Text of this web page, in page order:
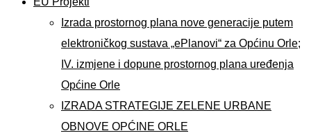
Izrada prostornog plana nove generacije putem
elektroničkog sustava „ePlanovi“ za Općinu Orle;
IV. izmjene i dopune prostornog plana uređenja
Općine Orle
IZRADA STRATEGIJE ZELENE URBANE
OBNOVE OPĆINE ORLE